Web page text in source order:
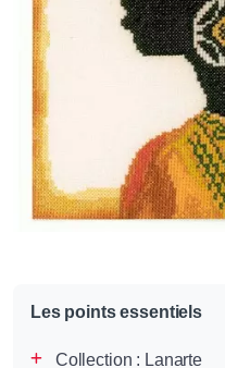
Les points essentiels
Collection : Lanarte